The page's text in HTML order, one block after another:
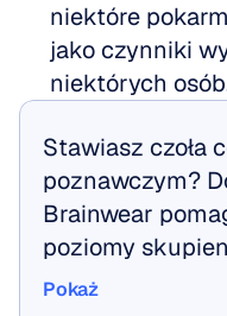
niektóre
jako czynniki
niektórych
Stawiasz czoła
poznawczym?
Brainwear
poziomy
Pokaż